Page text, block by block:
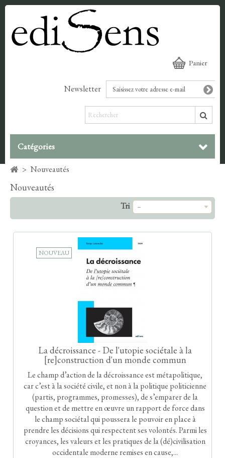
Panier
Newsletter
Catégories
> Nouveautés
Nouveautés
Tri --
NOUVEAU
La décroissance - De l'utopie sociétale à la
[re]construction d'un monde commun
Le champ d’action de la décroissance est métapolitique,
car c’est à la société civile, et non à la politique politicienne
(partis, programmes, promesses), de s’emparer de la
question et de mettre en œuvre un rapport de force dans
le champ sociétal qui poussera le pouvoir en place à
prendre les décisions qui respectent ses volontés. Parmi les
croyances, les valeurs et les pratiques de la (dé)civilisation
occidentale moderne remises en cause,...